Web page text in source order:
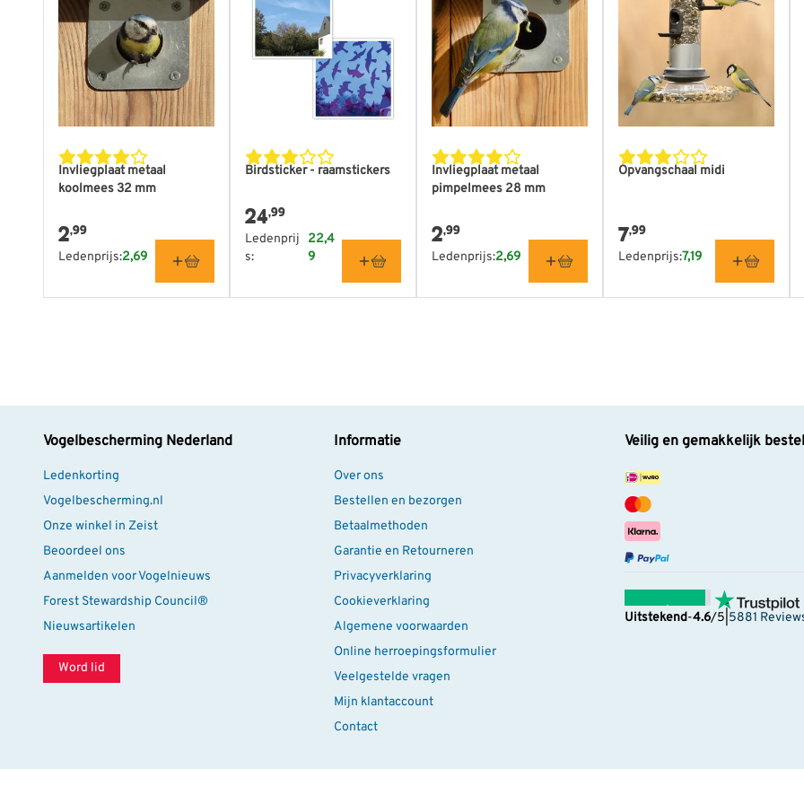
Invliegplaat metaal
koolmees 32 mm
2,99
Ledenprijs:2,69
Birdsticker - raamstickers
24,99
Ledenprij
s:
22,4
9
Invliegplaat metaal
pimpelmees 28 mm
2,99
Ledenprijs:2,69
Opvangschaal midi
7,99
Ledenprijs:7,19
Vogelbescherming Nederland
Ledenkorting
Vogelbescherming.nl
Onze winkel in Zeist
Beoordeel ons
Aanmelden voor Vogelnieuws
Forest Stewardship Council®
Nieuwsartikelen
Word lid
Informatie
Over ons
Bestellen en bezorgen
Betaalmethoden
Garantie en Retourneren
Privacyverklaring
Cookieverklaring
Algemene voorwaarden
Online herroepingsformulier
Veelgestelde vragen
Mijn klantaccount
Contact
Veilig en gemakkelijk
Uitstekend-4.6/5 5881